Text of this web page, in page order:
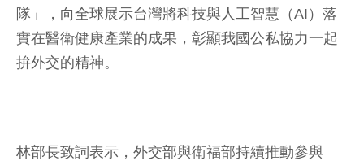
隊」，向全球展示台灣將科技與人工智慧（AI）落
實在醫衛健康產業的成果，彰顯我國公私協力一起
拚外交的精神。
林部長致詞表示，外交部與衛福部持續推動參與